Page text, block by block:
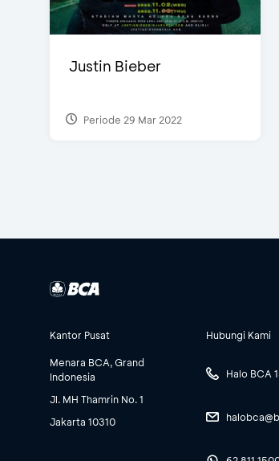
Justin Bieber
Periode 29 Mar 2022
Kantor Pusat
Menara BCA, Grand
Indonesia
Jl. MH Thamrin No. 1
Jakarta 10310
Hubungi Kami
Halo BCA